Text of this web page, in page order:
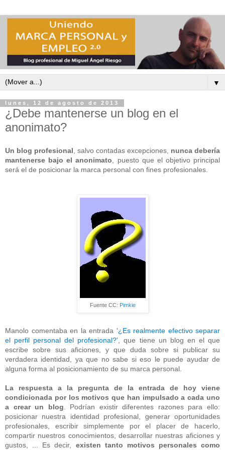
▼
lunes, 12 de agosto de 2013
¿Debe mantenerse un blog en el
anonimato?
Un blog profesional, salvo contadas excepciones, nunca debería
mantenerse bajo el anonimato, puesto que el objetivo principal
será el de posicionar la marca personal con fines profesionales.
Fuente CC: Pimkie
Manolo comentaba en la entrada '¿Es realmente efectivo separar
el perfil personal del profesional?', que tiene un blog en el que
escribe sobre sus aficiones, y que duda sobre si publicar su
verdadera identidad, ya que no sabe si eso le puede ayudar de
alguna forma al posicionamiento de su marca personal.
La respuesta a la pregunta de la entrada de hoy viene
condicionada por los motivos que han impulsado a cada uno
a crear un blog. Podrían existir diferentes razones para ello:
posicionar nuestra identidad profesional, generar oportunidades
profesionales, escribir simplemente por el placer de hacerlo,
compartir nuestros conocimientos, desarrollar nuestras aficiones y
gustos, ... Es decir, existen tanto motivos personales como